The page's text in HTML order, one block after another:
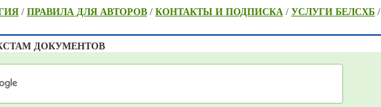
/ ПРАВИЛА ДЛЯ АВТОРОВ / КОНТАКТЫ И ПОДПИСКА / УСЛУГИ БЕЛСХБ /
ДОКУМЕНТОВ